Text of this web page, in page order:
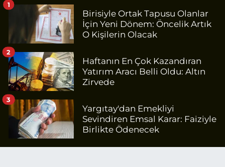
Birisiyle Ortak Tapusu Olanlar
İçin Yeni Dönem: Öncelik Artık
O Kişilerin Olacak
1
Haftanın En Çok Kazandıran
Yatırım Aracı Belli Oldu: Altın
Zirvede
2
Yargıtay'dan Emekliyi
Sevindiren Emsal Karar: Faiziyle
Birlikte Ödenecek
3